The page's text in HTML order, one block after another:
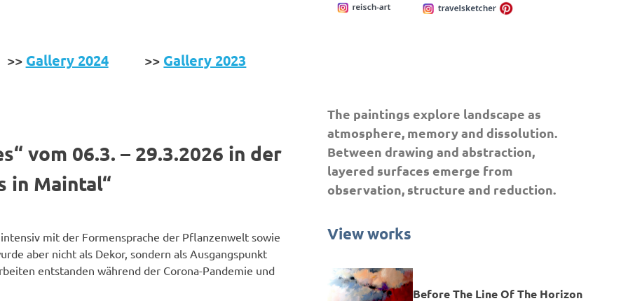
>> Gallery 2024 >> Gallery 2023
vom 06.3. – 29.3.2026 in der
in Maintal“
mit der Formensprache der Pflanzenwelt sowie
aber nicht als Dekor, sondern als Ausgangspunkt
entstanden während der Corona-Pandemie und
The paintings explore landscape as
atmosphere, memory and dissolution.
Between drawing and abstraction,
layered surfaces emerge from
observation, structure and reduction.
View works
Before The Line Of The Horizon